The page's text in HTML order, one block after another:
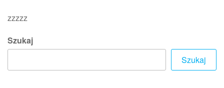
zzzzz
Szukaj
Szukaj